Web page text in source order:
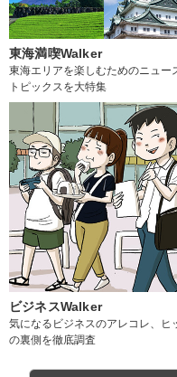
東海満喫Walker
東海エリアを楽しむためのニュー
トピックスを大特集
ビジネスWalker
気になるビジネスのアレコレ、ヒ
の裏側を徹底調査